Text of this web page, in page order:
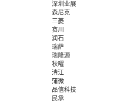
深圳业展
森尼克
三菱
赛川
润石
瑞萨
瑞隆源
秋曜
清江
蒲微
品信科技
民承